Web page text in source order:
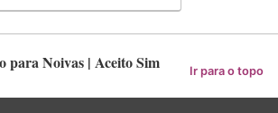
para Noivas | Aceito Sim Ir para o topo